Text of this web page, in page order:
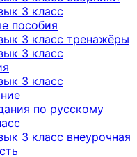
3 класс
пособия
3 класс тренажёры
3 класс
3 класс
по русскому
3 класс внеурочная